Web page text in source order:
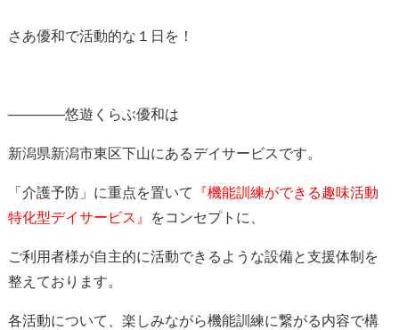
さあ優和で活動的な１日を！
————悠遊くらぶ優和は
新潟県新潟市東区下山にあるデイサービスです。
「介護予防」に重点を置いて
『機能訓練ができる趣味活動
特化型デイサービス』
をコンセプトに、
ご利用者様が自主的に活動できるような設備と支援体制を
整えております。
各活動について、楽しみながら機能訓練に繋がる内容で構